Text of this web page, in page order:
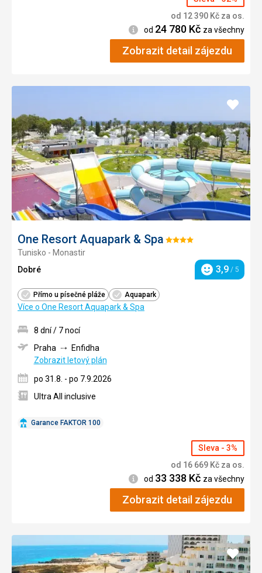
od 12 390 Kč za os.
Informace
od 24 780 Kč za všechny
Zobrazit detail zájezdu
One Resort Aquapark & Spa Hodnocení:
Tunisko - Monastir
Dobré
Hodnocení
3,9 / 5
Přímo u písečné pláže Aquapark
Více o One Resort Aquapark & Spa
Přidat
Garance FAKTOR 100
8 dní / 7 nocí
Praha
Enfidha
Zobrazit letový plán
po 31.8. - po 7.9.2026
Ultra All inclusive
Sleva - 3%
od 16 669 Kč za os.
Informace
od 33 338 Kč za všechny
Zobrazit detail zájezdu
Přidat
do